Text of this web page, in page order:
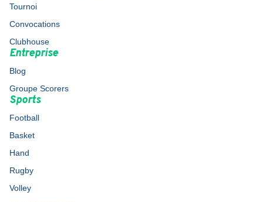
Tournoi
Convocations
Clubhouse
Entreprise
Blog
Groupe Scorers
Sports
Football
Basket
Hand
Rugby
Volley